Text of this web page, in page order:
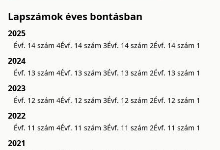
Lapszámok éves bontásban
2025
Évf. 14 szám 4Évf. 14 szám 3Évf. 14 szám 2Évf. 14 szám 1
2024
Évf. 13 szám 4Évf. 13 szám 3Évf. 13 szám 2Évf. 13 szám 1
2023
Évf. 12 szám 4Évf. 12 szám 3Évf. 12 szám 2Évf. 12 szám 1
2022
Évf. 11 szám 4Évf. 11 szám 3Évf. 11 szám 2Évf. 11 szám 1
2021